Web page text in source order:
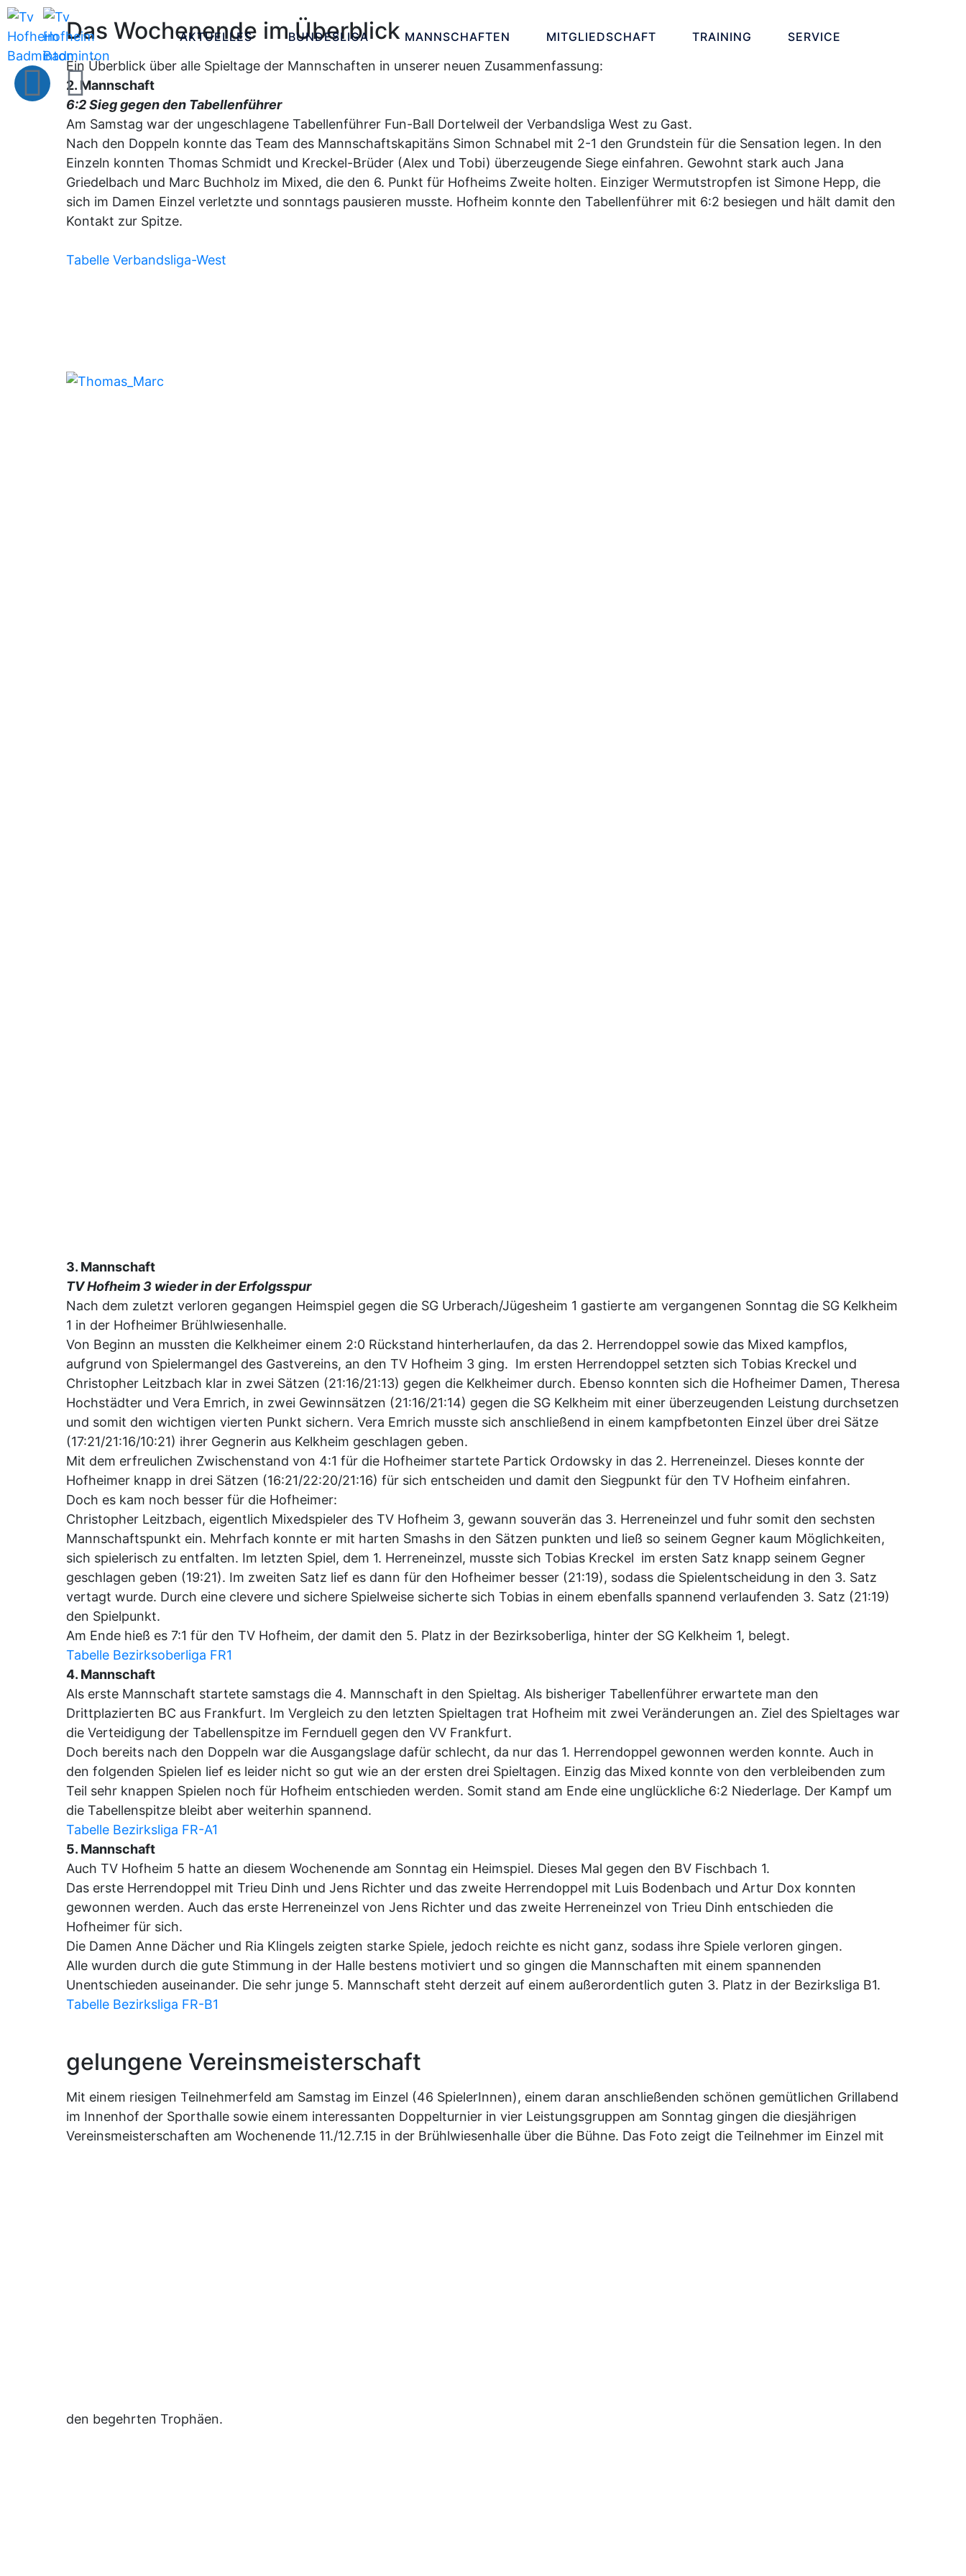
AKTUELLES BUNDESLIGA MANNSCHAFTEN MITGLIEDSCHAFT TRAINING SERVICE
Das Wochenende im Überblick
Ein Überblick über alle Spieltage der Mannschaften in unserer neuen Zusammenfassung:
2. Mannschaft
6:2 Sieg gegen den Tabellenführer
Am Samstag war der ungeschlagene Tabellenführer Fun-Ball Dortelweil der Verbandsliga West zu Gast.
Nach den Doppeln konnte das Team des Mannschaftskapitäns Simon Schnabel mit 2-1 den Grundstein für die Sensation legen. In den
Einzeln konnten Thomas Schmidt und Kreckel-Brüder (Alex und Tobi) überzeugende Siege einfahren. Gewohnt stark auch Jana
Griedelbach und Marc Buchholz im Mixed, die den 6. Punkt für Hofheims Zweite holten. Einziger Wermutstropfen ist Simone Hepp, die
sich im Damen Einzel verletzte und sonntags pausieren musste. Hofheim konnte den Tabellenführer mit 6:2 besiegen und hält damit den
Kontakt zur Spitze.
Tabelle Verbandsliga-West
3. Mannschaft
TV Hofheim 3 wieder in der Erfolgsspur
Nach dem zuletzt verloren gegangen Heimspiel gegen die SG Urberach/Jügesheim 1 gastierte am vergangenen Sonntag die SG Kelkheim
1 in der Hofheimer Brühlwiesenhalle.
Von Beginn an mussten die Kelkheimer einem 2:0 Rückstand hinterherlaufen, da das 2. Herrendoppel sowie das Mixed kampflos,
aufgrund von Spielermangel des Gastvereins, an den TV Hofheim 3 ging. Im ersten Herrendoppel setzten sich Tobias Kreckel und
Christopher Leitzbach klar in zwei Sätzen (21:16/21:13) gegen die Kelkheimer durch. Ebenso konnten sich die Hofheimer Damen, Theresa
Hochstädter und Vera Emrich, in zwei Gewinnsätzen (21:16/21:14) gegen die SG Kelkheim mit einer überzeugenden Leistung durchsetzen
und somit den wichtigen vierten Punkt sichern. Vera Emrich musste sich anschließend in einem kampfbetonten Einzel über drei Sätze
(17:21/21:16/10:21) ihrer Gegnerin aus Kelkheim geschlagen geben.
Mit dem erfreulichen Zwischenstand von 4:1 für die Hofheimer startete Partick Ordowsky in das 2. Herreneinzel. Dieses konnte der
Hofheimer knapp in drei Sätzen (16:21/22:20/21:16) für sich entscheiden und damit den Siegpunkt für den TV Hofheim einfahren.
Doch es kam noch besser für die Hofheimer:
Christopher Leitzbach, eigentlich Mixedspieler des TV Hofheim 3, gewann souverän das 3. Herreneinzel und fuhr somit den sechsten
Mannschaftspunkt ein. Mehrfach konnte er mit harten Smashs in den Sätzen punkten und ließ so seinem Gegner kaum Möglichkeiten,
sich spielerisch zu entfalten. Im letzten Spiel, dem 1. Herreneinzel, musste sich Tobias Kreckel im ersten Satz knapp seinem Gegner
geschlagen geben (19:21). Im zweiten Satz lief es dann für den Hofheimer besser (21:19), sodass die Spielentscheidung in den 3. Satz
vertagt wurde. Durch eine clevere und sichere Spielweise sicherte sich Tobias in einem ebenfalls spannend verlaufenden 3. Satz (21:19)
den Spielpunkt.
Am Ende hieß es 7:1 für den TV Hofheim, der damit den 5. Platz in der Bezirksoberliga, hinter der SG Kelkheim 1, belegt.
Tabelle Bezirksoberliga FR1
4. Mannschaft
Als erste Mannschaft startete samstags die 4. Mannschaft in den Spieltag. Als bisheriger Tabellenführer erwartete man den
Drittplazierten BC aus Frankfurt. Im Vergleich zu den letzten Spieltagen trat Hofheim mit zwei Veränderungen an. Ziel des Spieltages war
die Verteidigung der Tabellenspitze im Fernduell gegen den VV Frankfurt.
Doch bereits nach den Doppeln war die Ausgangslage dafür schlecht, da nur das 1. Herrendoppel gewonnen werden konnte. Auch in
den folgenden Spielen lief es leider nicht so gut wie an der ersten drei Spieltagen. Einzig das Mixed konnte von den verbleibenden zum
Teil sehr knappen Spielen noch für Hofheim entschieden werden. Somit stand am Ende eine unglückliche 6:2 Niederlage. Der Kampf um
die Tabellenspitze bleibt aber weiterhin spannend.
Tabelle Bezirksliga FR-A1
5. Mannschaft
Auch TV Hofheim 5 hatte an diesem Wochenende am Sonntag ein Heimspiel. Dieses Mal gegen den BV Fischbach 1.
Das erste Herrendoppel mit Trieu Dinh und Jens Richter und das zweite Herrendoppel mit Luis Bodenbach und Artur Dox konnten
gewonnen werden. Auch das erste Herreneinzel von Jens Richter und das zweite Herreneinzel von Trieu Dinh entschieden die
Hofheimer für sich.
Die Damen Anne Dächer und Ria Klingels zeigten starke Spiele, jedoch reichte es nicht ganz, sodass ihre Spiele verloren gingen.
Alle wurden durch die gute Stimmung in der Halle bestens motiviert und so gingen die Mannschaften mit einem spannenden
Unentschieden auseinander. Die sehr junge 5. Mannschaft steht derzeit auf einem außerordentlich guten 3. Platz in der Bezirksliga B1.
Tabelle Bezirksliga FR-B1
gelungene Vereinsmeisterschaft
Mit einem riesigen Teilnehmerfeld am Samstag im Einzel (46 SpielerInnen), einem daran anschließenden schönen gemütlichen Grillabend
im Innenhof der Sporthalle sowie einem interessanten Doppelturnier in vier Leistungsgruppen am Sonntag gingen die diesjährigen
Vereinsmeisterschaften am Wochenende 11./12.7.15 in der Brühlwiesenhalle über die Bühne. Das Foto zeigt die Teilnehmer im Einzel mit
den begehrten Trophäen.